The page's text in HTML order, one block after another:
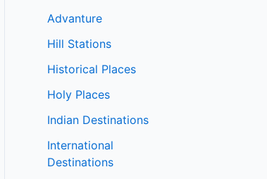
Advanture
Hill Stations
Historical Places
Holy Places
Indian Destinations
International
Destinations